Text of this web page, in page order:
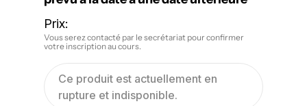
Prix:
Vous serez contacté par le secrétariat pour confirmer
votre inscription au cours.
Ce produit est actuellement en
rupture et indisponible.